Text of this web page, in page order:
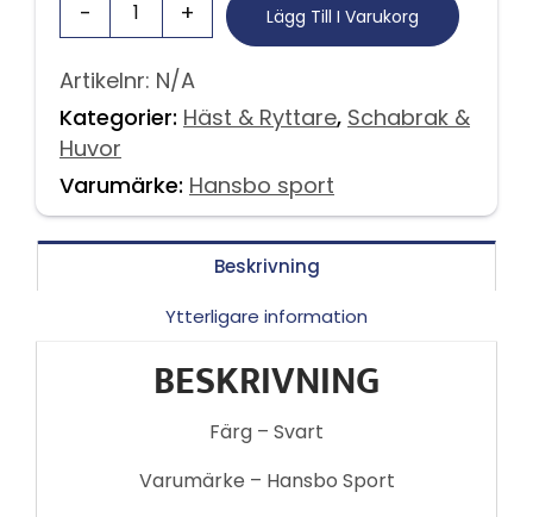
Lägg Till I Varukorg
Artikelnr: N/A
Kategorier: Häst & Ryttare, Schabrak &
Huvor
Varumärke: Hansbo sport
Beskrivning
Ytterligare information
BESKRIVNING
Färg – Svart
Varumärke – Hansbo Sport